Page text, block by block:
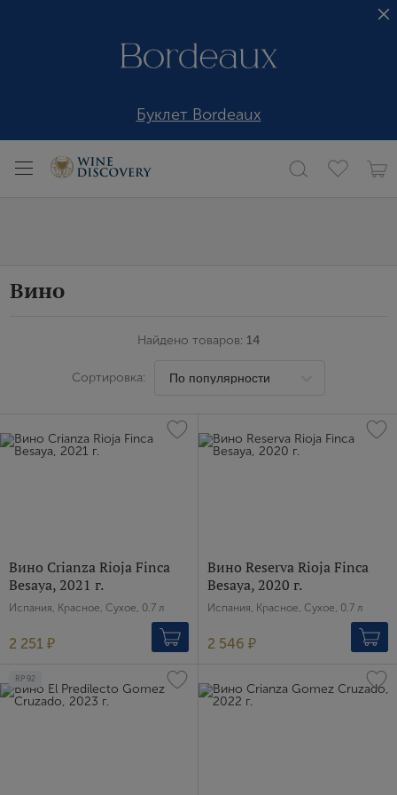
Буклет Bordeaux
Вино
Найдено товаров: 14
Сортировка:
Вино Crianza Rioja Finca
Besaya, 2021 г.
Испания, Красное, Сухое, 0.7 л
2 251 ₽
Вино Reserva Rioja Finca
Besaya, 2020 г.
Испания, Красное, Сухое, 0.7 л
2 546 ₽
RP 92